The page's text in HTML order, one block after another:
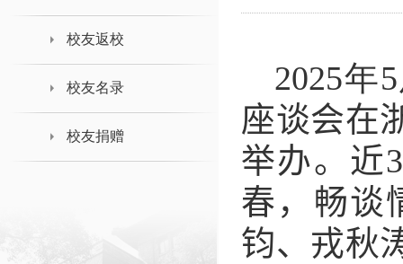
校友返校
校友名录
校友捐赠
2025年5
座谈会在
举办。 近
春，畅谈
钧、戎秋